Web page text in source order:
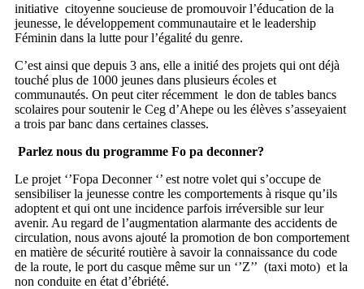
initiative citoyenne soucieuse de promouvoir l’éducation de la
jeunesse, le développement communautaire et le leadership
Féminin dans la lutte pour l’égalité du genre.
C’est ainsi que depuis 3 ans, elle a initié des projets qui ont déjà
touché plus de 1000 jeunes dans plusieurs écoles et
communautés. On peut citer récemment le don de tables bancs
scolaires pour soutenir le Ceg d’Ahepe ou les élèves s’asseyaient
a trois par banc dans certaines classes.
Parlez nous du programme Fo pa deconner?
Le projet ‘’Fopa Deconner ‘’ est notre volet qui s’occupe de
sensibiliser la jeunesse contre les comportements à risque qu’ils
adoptent et qui ont une incidence parfois irréversible sur leur
avenir. Au regard de l’augmentation alarmante des accidents de
circulation, nous avons ajouté la promotion de bon comportement
en matière de sécurité routière à savoir la connaissance du code
de la route, le port du casque même sur un ‘’Z’’ (taxi moto) et la
non conduite en état d’ébriété.